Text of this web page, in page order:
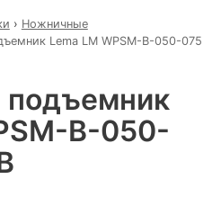
› Ножничные
Lema LM WPSM-B-050-075
B-050-